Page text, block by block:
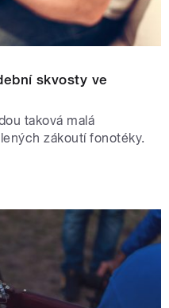
skvosty ve
taková malá
zákoutí fonotéky.